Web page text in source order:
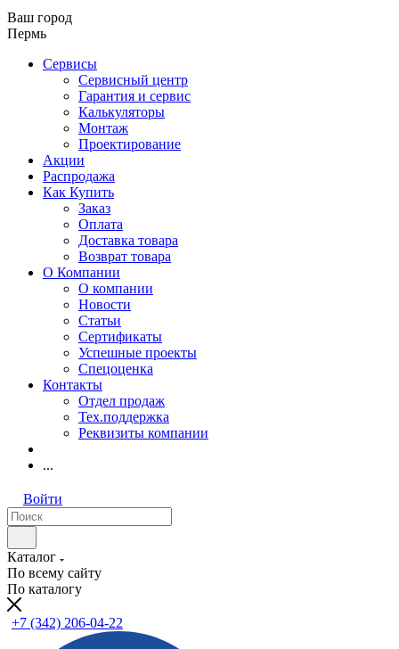
Ваш город
Пермь
Сервисы
Сервисный центр
Гарантия и сервис
Калькуляторы
Монтаж
Проектирование
Акции
Распродажа
Как Купить
Заказ
Оплата
Доставка товара
Возврат товара
О Компании
О компании
Новости
Статьи
Сертификаты
Успешные проекты
Спецоценка
Контакты
Отдел продаж
Тех.поддержка
Реквизиты компании
...
Войти
Каталог
По всему сайту
По каталогу
+7 (342) 206-04-22